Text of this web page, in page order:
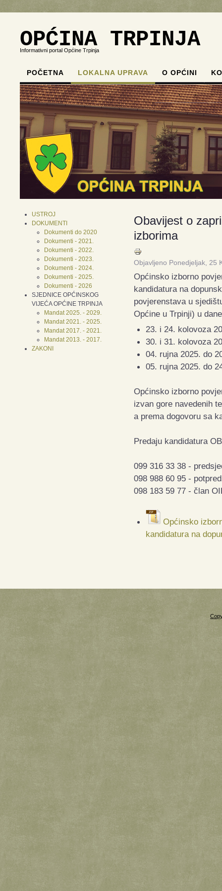
OPĆINA TRPINJA
Informativni portal Općine Trpinja
POČETNA LOKALNA UPRAVA O OPĆINI
. . . .
USTROJ
DOKUMENTI
Dokumenti do 2020
Dokumenti - 2021.
Dokumenti - 2022.
Dokumenti - 2023.
Dokumenti - 2024.
Dokumenti - 2025.
Dokumenti - 2026
SJEDNICE OPĆINSKOG
VIJEĆA OPĆINE TRPINJA
Mandat 2025. - 2029.
Mandat 2021. - 2025.
Mandat 2017. - 2021.
Mandat 2013. - 2017.
ZAKONI
Obavijest o
izborima
Objavljeno Ponedjeljak, 25
Općinsko izborno
kandidatura na
povjerenstava u
Općine u Trpinji) u dane
23. i 24. kolovoza
30. i 31. kolovoza
04. rujna 2025. do
05. rujna 2025. do
Općinsko izborno
izvan gore navedenih
a prema dogovoru sa
Predaju kandidatura
099 316 33 38 -
098 988 60 95 -
098 183 59 77 - član
Općinsko
kandidatura na